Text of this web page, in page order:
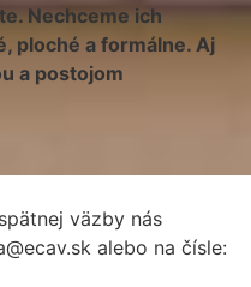
Nechceme ich
ploché a formálne. Aj
a postojom
väzby nás
alebo na čísle: